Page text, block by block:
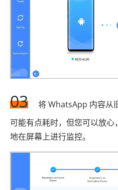
03
将 WhatsApp 内容从
可能有点耗时，但您可以放
地在屏幕上进行监控。